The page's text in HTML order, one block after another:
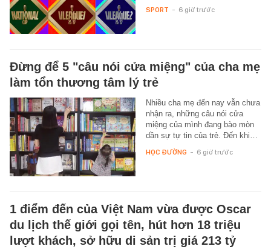
SPORT - 6 giờ trước
Đừng để 5 "câu nói cửa miệng" của cha mẹ
làm tổn thương tâm lý trẻ
Nhiều cha mẹ đến nay vẫn chưa
nhận ra, những câu nói cửa
miệng của mình đang bào mòn
dần sự tự tin của trẻ. Đến khi…
HỌC ĐƯỜNG - 6 giờ trước
1 điểm đến của Việt Nam vừa được Oscar
du lịch thế giới gọi tên, hút hơn 18 triệu
lượt khách, sở hữu di sản trị giá 213 tỷ